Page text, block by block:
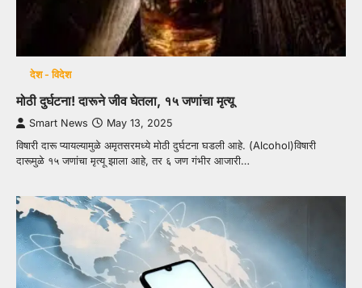
देश - विदेश
मोठी दुर्घटना! दारूने जीव घेतला, १५ जणांचा मृत्यू
Smart News May 13, 2025
विषारी दारू प्यायल्यामुळे अमृतसरमध्ये मोठी दुर्घटना घडली आहे. (Alcohol)विषारी
दारूमुळे १५ जणांचा मृत्यू झाला आहे, तर ६ जण गंभीर आजारी…